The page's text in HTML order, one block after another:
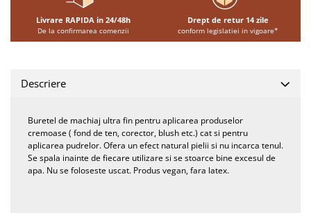
Livrare RAPIDA in 24/48h
De la confirmarea comenzii
Drept de retur 14 zile
conform legislatiei in vigoare*
Descriere
Buretel de machiaj ultra fin pentru aplicarea produselor
cremoase ( fond de ten, corector, blush etc.) cat si pentru
aplicarea pudrelor. Ofera un efect natural pielii si nu incarca tenul.
Se spala inainte de fiecare utilizare si se stoarce bine excesul de
apa. Nu se foloseste uscat. Produs vegan, fara latex.